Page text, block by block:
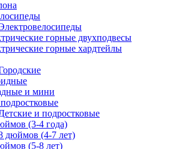
горные двухподвесы
горные хардтейлы
и мини
и подростковые
(3-4 года)
дюймов (4-7 лет)
(5-8 лет)